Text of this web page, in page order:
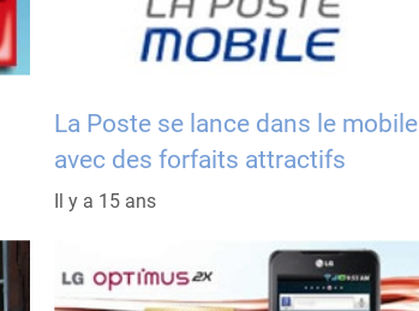
La Poste se lance dans le mobile
avec des forfaits attractifs
Il y a 15 ans